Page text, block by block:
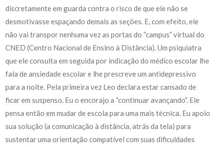
discretamente em guarda contra o risco de que ele não se
desmotivasse espaçando demais as seções. E, com efeito, ele
não vai transpor nenhuma vez as portas do “campus” virtual do
CNED (Centro Nacional de Ensino à Distância). Um psiquiatra
que ele consulta em seguida por indicação do médico escolar lhe
fala de ansiedade escolar e lhe prescreve um antidepressivo
para a noite. Pela primeira vez Leo declara estar cansado de
ficar em suspenso. Eu o encorajo a “continuar avançando”. Ele
pensa então em mudar de escola para uma mais técnica. Eu apoio
sua solução (a comunicação à distância, atrás da tela) para
sustentar uma orientação compatível com suas dificuldades